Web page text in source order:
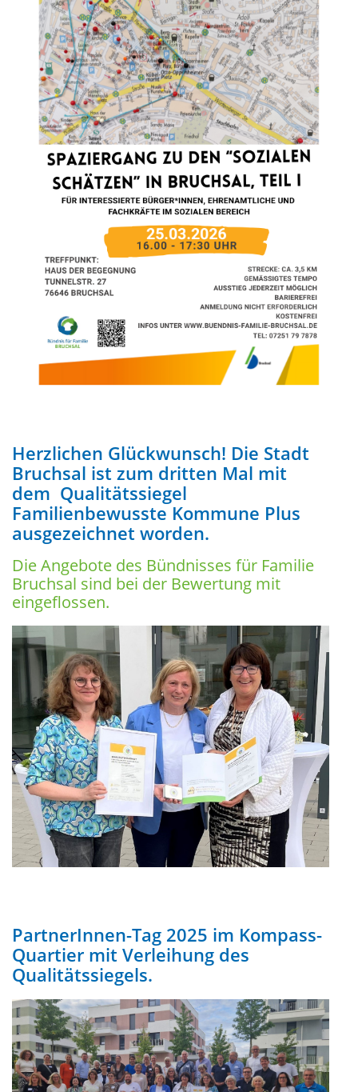
Herzlichen Glückwunsch! Die Stadt
Bruchsal ist zum dritten Mal mit
dem Qualitätssiegel
Familienbewusste Kommune Plus
ausgezeichnet worden.
Die Angebote des Bündnisses für Familie
Bruchsal sind bei der Bewertung mit
eingeflossen.
PartnerInnen-Tag 2025 im Kompass-
Quartier mit Verleihung des
Qualitätssiegels.